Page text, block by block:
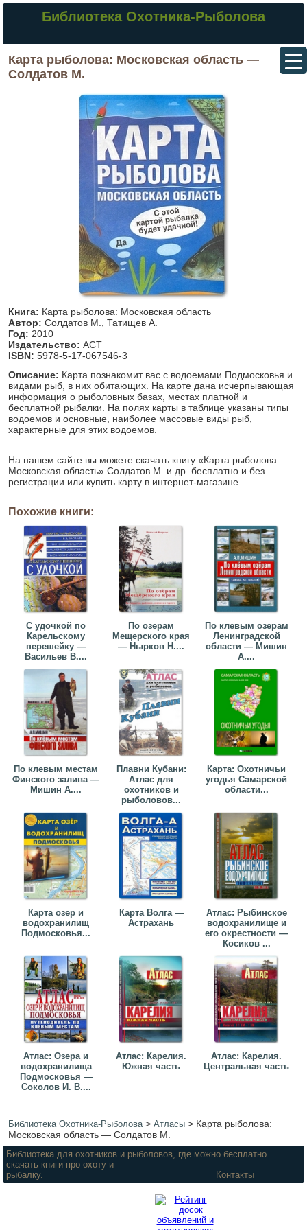
Библиотека Охотника-Рыболова
Карта рыболова: Московская область —
Солдатов М.
Книга: Карта рыболова: Московская область
Автор: Солдатов М., Татищев А.
Год: 2010
Издательство: АСТ
ISBN: 5978-5-17-067546-3
Описание: Карта познакомит вас с водоемами Подмосковья и
видами рыб, в них обитающих. На карте дана исчерпывающая
информация о рыболовных базах, местах платной и
бесплатной рыбалки. На полях карты в таблице указаны типы
водоемов и основные, наиболее массовые виды рыб,
характерные для этих водоемов.
На нашем сайте вы можете скачать книгу «Карта рыболова:
Московская область» Солдатов М. и др. бесплатно и без
регистрации или купить карту в интернет-магазине.
Похожие книги:
С удочкой по
Карельскому
перешейку —
Васильев В....
По озерам
Мещерского края
— Нырков Н....
По клевым озерам
Ленинградской
области — Мишин
А....
По клевым местам
Финского залива —
Мишин А....
Плавни Кубани:
Атлас для
охотников и
рыболовов...
Карта: Охотничьи
угодья Самарской
области...
Карта озер и
водохранилищ
Подмосковья...
Карта Волга —
Астрахань
Атлас: Рыбинское
водохранилище и
его окрестности —
Косиков ...
Атлас: Озера и
водохранилища
Подмосковья —
Соколов И. В....
Атлас: Карелия.
Южная часть
Атлас: Карелия.
Центральная часть
Библиотека Охотника-Рыболова>Атласы > Карта рыболова:
Московская область — Солдатов М.
Библиотека для охотников и рыболовов, где можно бесплатно
скачать книги про охоту и
рыбалку.
Контакты